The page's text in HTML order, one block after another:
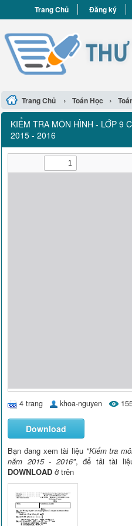
Trang Chủ Đăng ký
Trang Chủ › Toán Học ›
KIỂM TRA MÔN HÌNH - LỚP 9
2015 - 2016
4 trang khoa-nguyen
Download
Bạn đang xem tài liệu "Kiểm tra
năm 2015 - 2016", để tải tài
DOWNLOAD ở trên